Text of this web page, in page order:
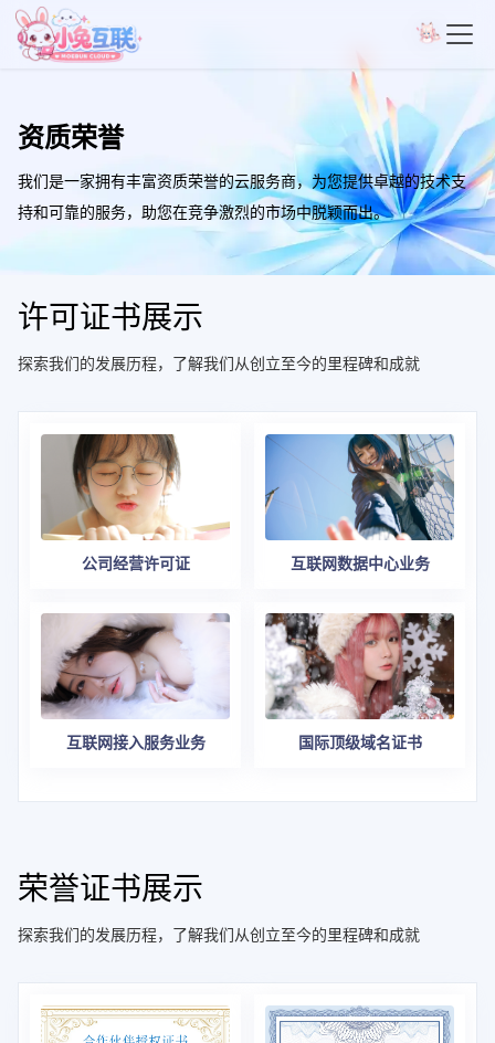
资质荣誉
我们是一家拥有丰富资质荣誉的云服务商，为您提供卓越的技术支
持和可靠的服务，助您在竞争激烈的市场中脱颖而出。
许可证书展示
探索我们的发展历程，了解我们从创立至今的里程碑和成就
公司经营许可证 互联网数据中心业务
互联网接入服务业务 国际顶级域名证书
荣誉证书展示
探索我们的发展历程，了解我们从创立至今的里程碑和成就